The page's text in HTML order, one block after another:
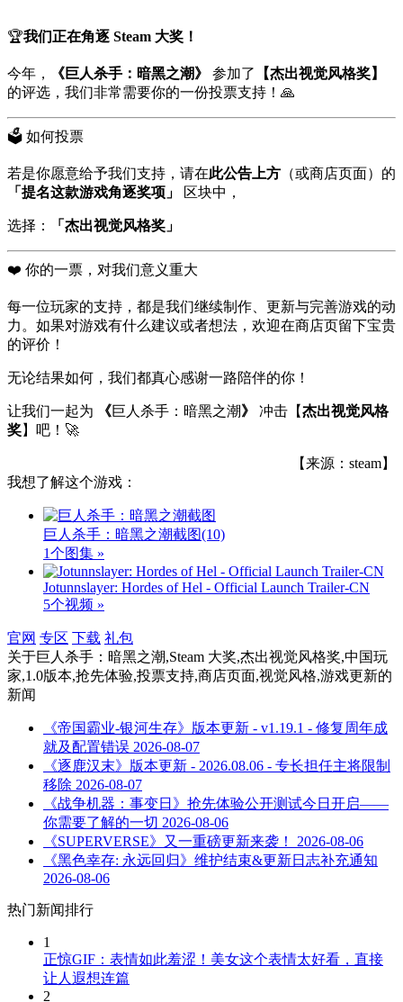
🏆我们正在角逐 Steam 大奖！
今年， 《巨人杀手：暗黑之潮》 参加了
【杰出视觉风格奖】
的评选，我们非常需要你的一份投票支持！🙏
🗳️ 如何投票
若是你愿意给予我们支持，请在此公告上方 （或商店页面）的
「提名这款游戏角逐奖项」
区块中，
选择： 「杰出视觉风格奖」
❤️ 你的一票，对我们意义重大
每一位玩家的支持，都是我们继续制作、更新与完善游戏的动
力。如果对游戏有什么建议或者想法，欢迎在商店页留下宝贵
的评价！
无论结果如何，我们都真心感谢一路陪伴的你！
让我们一起为 《巨人杀手：暗黑之潮》 冲击【杰出视觉风格
奖】吧！🚀
【来源：steam】
我想了解这个游戏：
巨人杀手：暗黑之潮截图(10)
1个图集 »
Jotunnslayer: Hordes of Hel - Official Launch Trailer-CN
5个视频 »
官网 专区 下载 礼包
关于巨人杀手：暗黑之潮,Steam 大奖,杰出视觉风格奖,中国玩
家,1.0版本,抢先体验,投票支持,商店页面,视觉风格,游戏更新的
新闻
《帝国霸业-银河生存》版本更新 - v1.19.1 - 修复周年成
就及配置错误 2026-08-07
《逐鹿汉末》版本更新 - 2026.08.06 - 专长担任主将限制
移除 2026-08-07
《战争机器：事变日》抢先体验公开测试今日开启——
你需要了解的一切 2026-08-06
《SUPERVERSE》又一重磅更新来袭！
2026-08-06
《黑色幸存: 永远回归》维护结束&更新日志补充通知
2026-08-06
热门新闻排行
1
正惊GIF：表情如此羞涩！美女这个表情太好看，直接
让人遐想连篇
2